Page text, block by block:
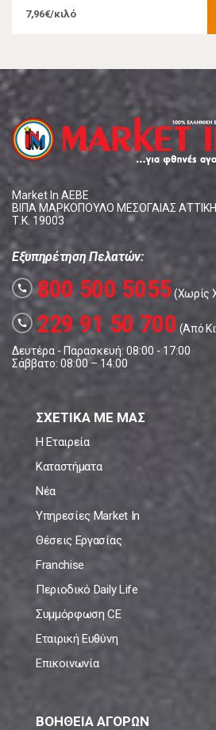
7,96€/κιλό
Market In ΑΕΒΕ
ΒΙΠΑ ΜΑΡΚΟΠΟΥΛΟ ΜΕΣΟΓΑΙΑΣ
Τ.Κ. 19003
Εξυπηρέτηση Πελατών:
call 800 500 5055(Χωρίς
call 229 91 50 700 (Από
Δευτέρα - Παρασκευή: 08:00 - 17:00
Σάββατο: 08:00 – 14:00
ΣΧΕΤΙΚΑ ΜΕ ΜΑΣ
Η Εταιρεία
Καταστήματα
Νέα
Υπηρεσίες Market In
Θέσεις Εργασίας
Franchise
Περιοδικό Daily Life
Συμμόρφωση CE
Εταιρική Ευθύνη
Επικοινωνία
ΒΟΗΘΕΙΑ ΑΓΟΡΩΝ